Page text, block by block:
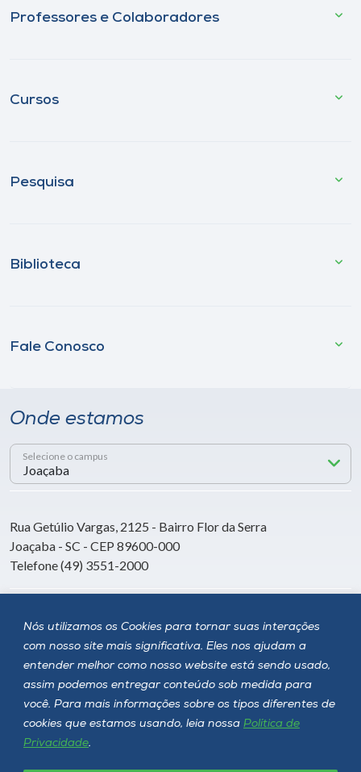
Nós utilizamos os Cookies para tornar suas interações
com nosso site mais significativa. Eles nos ajudam a
entender melhor como nosso website está sendo usado,
assim podemos entregar conteúdo sob medida para
você. Para mais informações sobre os tipos diferentes de
cookies que estamos usando, leia nossa Política de
Privacidade.
Professores e Colaboradores
Cursos
Pesquisa
Biblioteca
Fale Conosco
Onde estamos
Selecione o campus
Rua Getúlio Vargas, 2125 - Bairro Flor da Serra
Joaçaba - SC - CEP 89600-000
Telefone (49) 3551-2000
Siga a Unoesc